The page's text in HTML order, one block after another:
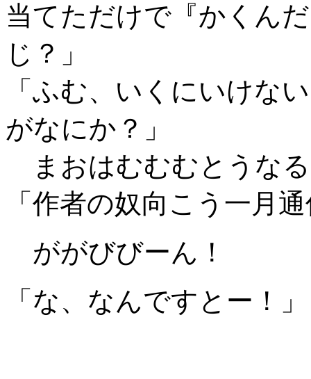
当てただけで『かくん
じ？」
「ふむ、いくにいけ
がなにか？」
まおはむむむとうな
「作者の奴向こう一月
ががびびーん！
「な、なんですとー！」